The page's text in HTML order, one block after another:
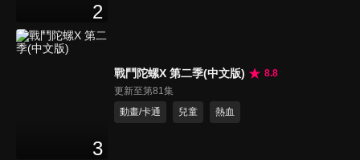
2
3
戰鬥陀螺X 第二季(中文版)
8.8
更新至第81集
動畫/卡通
兒童 熱血